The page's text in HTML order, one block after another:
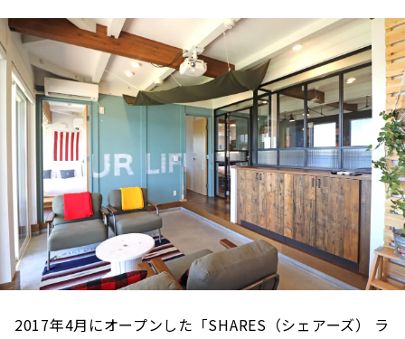
2017年4月にオープンした「SHARES（シェアーズ） ラ